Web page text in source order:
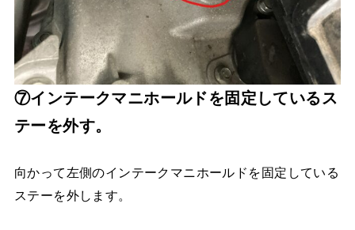
⑦インテークマニホールドを固定しているス
テーを外す。
向かって左側のインテークマニホールドを固定している
ステーを外します。